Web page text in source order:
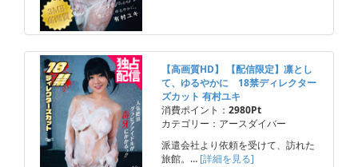
【高画質HD】 【配信限定】凛とし
て、ゆるやかに 18禁ディレクター
ズカット 有村ユキ
消費ポイント： 2980Pt
カテゴリー：アースダイバー
派遣会社より依頼を受けて、訪れた
旅館。… [詳細を見る]